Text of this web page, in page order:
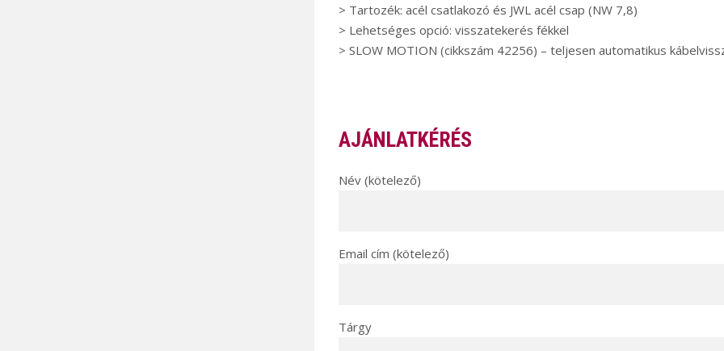
> Tartozék: acél csatlakozó és JWL acél csap (NW 7,8)
> Lehetséges opció: visszatekerés fékkel
> SLOW MOTION (cikkszám 42256) – teljesen automatikus
AJÁNLATKÉRÉS
Név (kötelező)
Email cím (kötelező)
Tárgy